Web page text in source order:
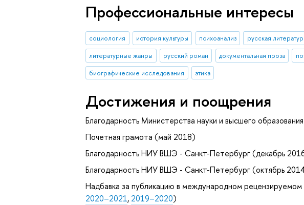
Профессиональные интересы
социология история культуры психоанализ русская
литературные жанры
русский роман документальная проза
биографические исследования
этика
Достижения и поощрения
Благодарность Министерства науки и высшего
Почетная грамота (май 2018)
Благодарность НИУ ВШЭ - Санкт-Петербург (декабрь
Благодарность НИУ ВШЭ - Санкт-Петербург (октябрь
Надбавка за публикацию в международном рецензируемом
2020–2021, 2019–2020)